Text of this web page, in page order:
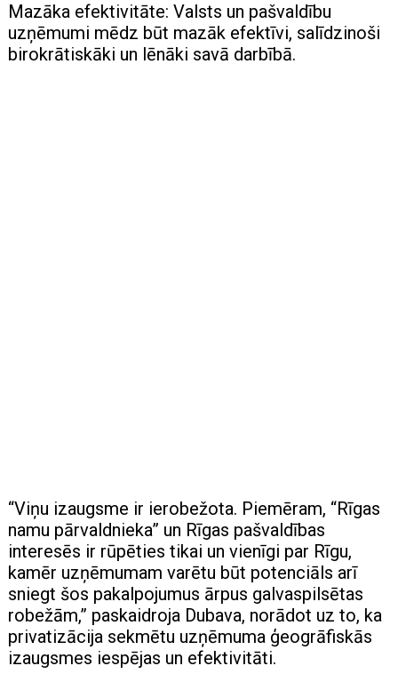
Mazāka efektivitāte: Valsts un pašvaldību
uzņēmumi mēdz būt mazāk efektīvi, salīdzinoši
birokrātiskāki un lēnāki savā darbībā.
“Viņu izaugsme ir ierobežota. Piemēram, “Rīgas
namu pārvaldnieka” un Rīgas pašvaldības
interesēs ir rūpēties tikai un vienīgi par Rīgu,
kamēr uzņēmumam varētu būt potenciāls arī
sniegt šos pakalpojumus ārpus galvaspilsētas
robežām,” paskaidroja Dubava, norādot uz to, ka
privatizācija sekmētu uzņēmuma ģeogrāfiskās
izaugsmes iespējas un efektivitāti.